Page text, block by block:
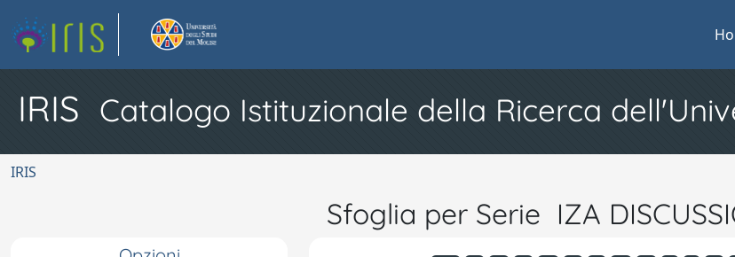
IRIS Catalogo Istituzionale della Ricerca
IRIS
Sfoglia per Serie IZA